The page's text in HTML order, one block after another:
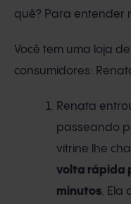
quê? Para entender
Você tem uma loja
consumidores:
Renata
passeando
vitrine lhe
volta rápida
minutos. Ela